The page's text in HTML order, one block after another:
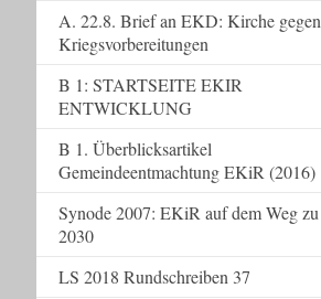
A. 22.8. Brief an EKD: Kirche gegen
Kriegsvorbereitungen
B 1: STARTSEITE EKIR
ENTWICKLUNG
B 1. Überblicksartikel
Gemeindeentmachtung EKiR (2016)
Synode 2007: EKiR auf dem Weg zu
2030
LS 2018 Rundschreiben 37